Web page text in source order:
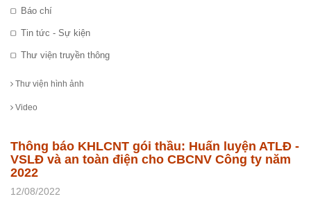
Báo chí
Tin tức - Sự kiện
Thư viện truyền thông
Thư viện hình ảnh
Video
Thông báo KHLCNT gói thầu: Huấn luyện ATLĐ -
VSLĐ và an toàn điện cho CBCNV Công ty năm
2022
12/08/2022